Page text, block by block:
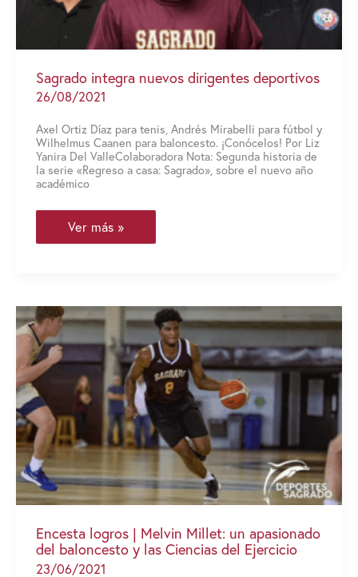
Sagrado integra nuevos dirigentes deportivos
26/08/2021
Axel Ortiz Díaz para tenis, Andrés Mirabelli para fútbol y
Wilhelmus Caanen para baloncesto. ¡Conócelos! Por Liz
Yanira Del ValleColaboradora Nota: Segunda historia de
la serie «Regreso a casa: Sagrado», sobre el nuevo año
académico
Sagrado
integra
Ver más »
Encesta logros | Melvin Millet: un apasionado
del baloncesto y las Ciencias del Ejercicio
23/06/2021